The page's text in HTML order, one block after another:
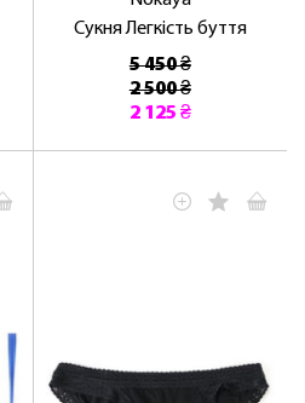
Сукня Легкість буття
5 450 ₴
2 500 ₴
2 125 ₴